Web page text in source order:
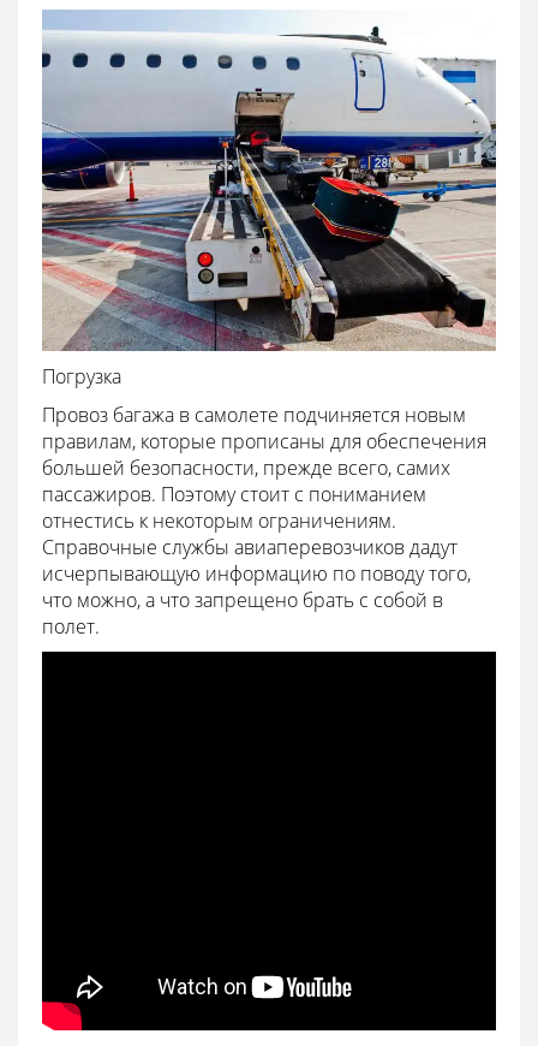
Погрузка
Провоз багажа в самолете подчиняется новым
правилам, которые прописаны для обеспечения
большей безопасности, прежде всего, самих
пассажиров. Поэтому стоит с пониманием
отнестись к некоторым ограничениям.
Справочные службы авиаперевозчиков дадут
исчерпывающую информацию по поводу того,
что можно, а что запрещено брать с собой в
полет.